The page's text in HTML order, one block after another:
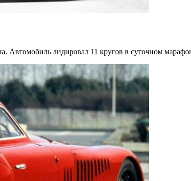
Автомобиль лидировал 11 кругов в суточном